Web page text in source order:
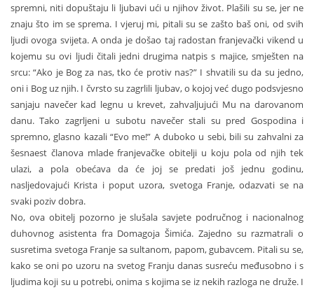
spremni, niti dopuštaju li ljubavi ući u njihov život. Plašili su se, jer ne
znaju što im se sprema. I vjeruj mi, pitali su se zašto baš oni, od svih
ljudi ovoga svijeta. A onda je došao taj radostan franjevački vikend u
kojemu su ovi ljudi čitali jedni drugima natpis s majice, smješten na
srcu: “Ako je Bog za nas, tko će protiv nas?” I shvatili su da su jedno,
oni i Bog uz njih. I čvrsto su zagrlili ljubav, o kojoj već dugo podsvjesno
sanjaju navečer kad legnu u krevet, zahvaljujući Mu na darovanom
danu. Tako zagrljeni u subotu navečer stali su pred Gospodina i
spremno, glasno kazali “Evo me!” A duboko u sebi, bili su zahvalni za
šesnaest članova mlade franjevačke obitelji u koju pola od njih tek
ulazi, a pola obećava da će joj se predati još jednu godinu,
nasljedovajući Krista i poput uzora, svetoga Franje, odazvati se na
svaki poziv dobra.
No, ova obitelj pozorno je slušala savjete područnog i nacionalnog
duhovnog asistenta fra Domagoja Šimića. Zajedno su razmatrali o
susretima svetoga Franje sa sultanom, papom, gubavcem. Pitali su se,
kako se oni po uzoru na svetog Franju danas susreću međusobno i s
ljudima koji su u potrebi, onima s kojima se iz nekih razloga ne druže. I